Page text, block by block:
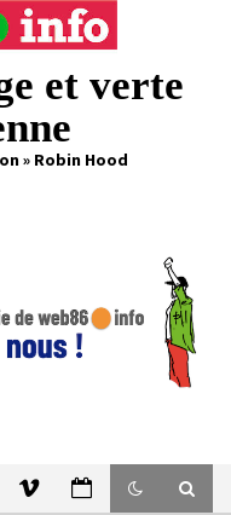
et verte
» Robin Hood